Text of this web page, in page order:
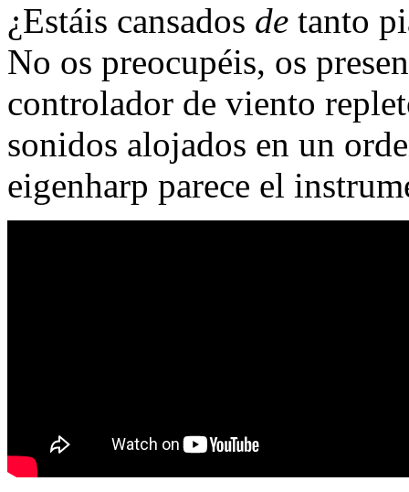
¿Estáis cansados de tanto
No os preocupéis, os
controlador de viento
sonidos alojados en un
eigenharp parece el